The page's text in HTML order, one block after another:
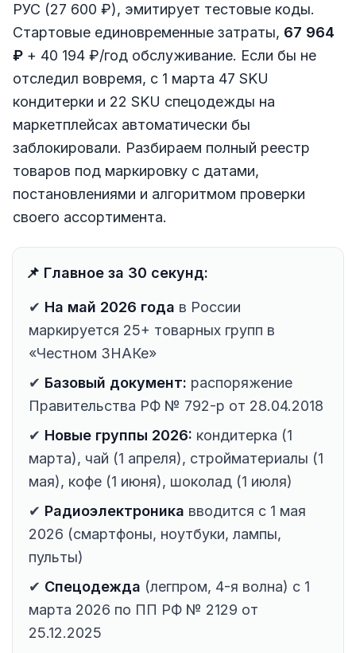
РУС (27 600 ₽), эмитирует тестовые коды.
Стартовые единовременные затраты, 67 964
₽ + 40 194 ₽/год обслуживание. Если бы не
отследил вовремя, с 1 марта 47 SKU
кондитерки и 22 SKU спецодежды на
маркетплейсах автоматически бы
заблокировали. Разбираем полный реестр
товаров под маркировку с датами,
постановлениями и алгоритмом проверки
своего ассортимента.
📌 Главное за 30 секунд:
✔ На май 2026 года в России
маркируется 25+ товарных групп в
«Честном ЗНАКе»
✔ Базовый документ: распоряжение
Правительства РФ № 792-р от 28.04.2018
✔ Новые группы 2026: кондитерка (1
марта), чай (1 апреля), стройматериалы (1
мая), кофе (1 июня), шоколад (1 июля)
✔ Радиоэлектроника вводится с 1 мая
2026 (смартфоны, ноутбуки, лампы,
пульты)
✔ Спецодежда (легпром, 4-я волна) с 1
марта 2026 по ПП РФ № 2129 от
25.12.2025